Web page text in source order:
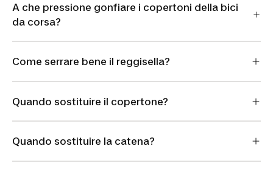
A che pressione gonfiare i copertoni della bici
da corsa?
Come serrare bene il reggisella?
Quando sostituire il copertone?
Quando sostituire la catena?